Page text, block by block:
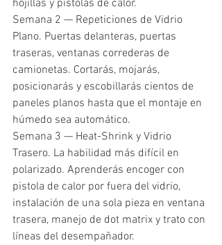
hojillas y pistolas de calor.
Semana 2 — Repeticiones de Vidrio
Plano. Puertas delanteras, puertas
traseras, ventanas correderas de
camionetas. Cortarás, mojarás,
posicionarás y escobillarás cientos de
paneles planos hasta que el montaje en
húmedo sea automático.
Semana 3 — Heat-Shrink y Vidrio
Trasero. La habilidad más difícil en
polarizado. Aprenderás encoger con
pistola de calor por fuera del vidrio,
instalación de una sola pieza en ventana
trasera, manejo de dot matrix y trato con
líneas del desempañador.